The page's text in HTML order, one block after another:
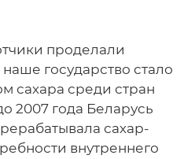
проделали
государство стало
сахара среди стран
2007 года Беларусь
сахар-
внутреннего